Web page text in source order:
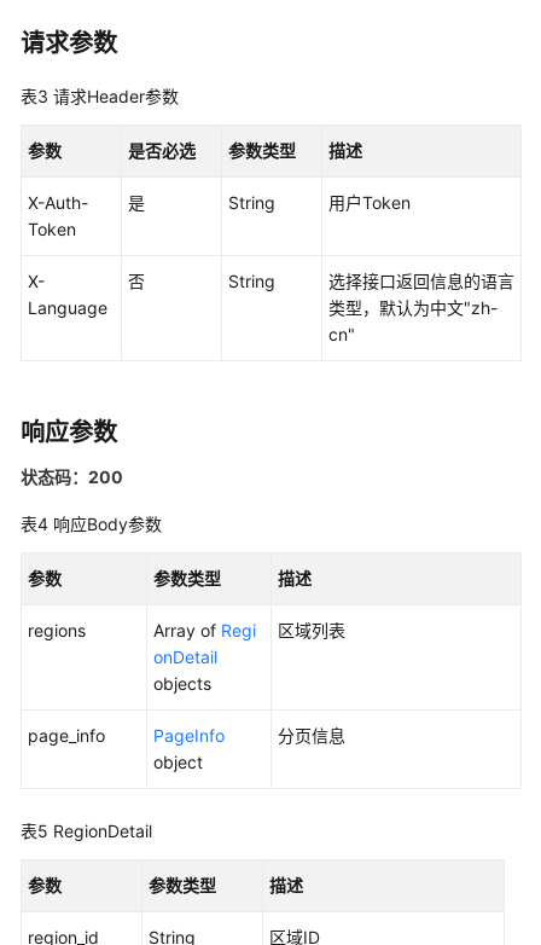
储
位
务
络
设
备
边
区
查
请求参数
表3 请求Header参数
参数 是否必选 参数类型 描述
X-Auth-
Token
是 String 用户Token
X-
Language
否 String
选择接口返回信息的语言
类型，默认为中文"zh-
cn"
响应参数
状态码：200
表4 响应Body参数
参数 参数类型 描述
regions Array of Regi
onDetail
objects
区域列表
page_info
PageInfo
object
分页信息
表5 RegionDetail
参数 参数类型 描述
region_id String 区域ID